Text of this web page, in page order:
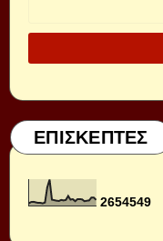
ΕΠΙΣΚΕΠΤΕΣ
2654549